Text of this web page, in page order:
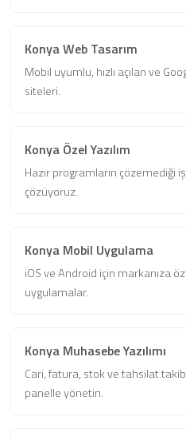
Konya Web Tasarım
Mobil uyumlu, hızlı açılan ve
siteleri.
Konya Özel Yazılım
Hazır programların çözemediği
çözüyoruz.
Konya Mobil Uygulama
iOS ve Android için markanıza
uygulamalar.
Konya Muhasebe Yazılımı
Cari, fatura, stok ve tahsilat
panelle yönetin.